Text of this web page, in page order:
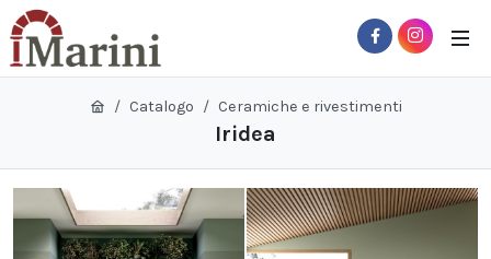
Catalogo Ceramiche e rivestimenti
Iridea